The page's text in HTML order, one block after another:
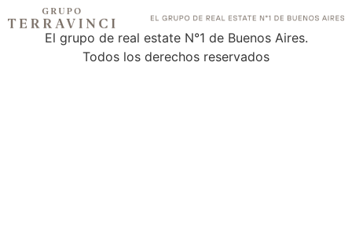
El grupo de real estate N°1 de Buenos Aires.
Todos los derechos reservados